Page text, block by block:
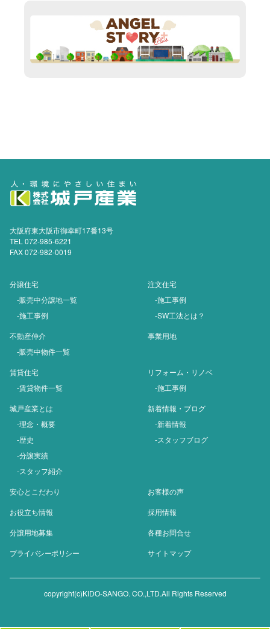
大阪府東大阪市御幸町17番13号
TEL 072-985-6221
FAX 072-982-0019
分譲住宅
-販売中分譲地一覧
-施工事例
注文住宅
-施工事例
-SW工法とは？
不動産仲介
-販売中物件一覧
事業用地
賃貸住宅
-賃貸物件一覧
リフォーム・リノベ
-施工事例
城戸産業とは
-理念・概要
-歴史
-分譲実績
-スタッフ紹介
新着情報・ブログ
-新着情報
-スタッフブログ
安心とこだわり
お客様の声
お役立ち情報
採用情報
分譲用地募集
各種お問合せ
プライバシーポリシー
サイトマップ
copyright(c)KIDO-SANGO. CO.,LTD.All Rights Reserved